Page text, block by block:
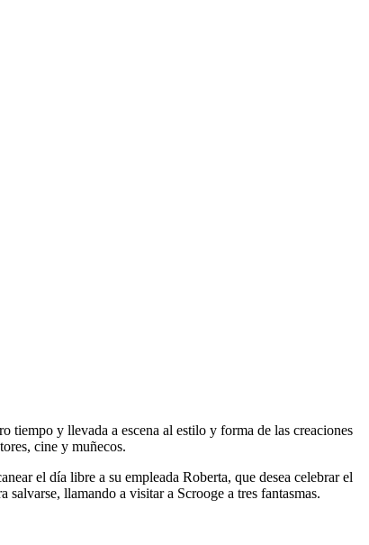
tiempo y llevada a escena al estilo y forma de las creaciones
cine y muñecos.
el día libre a su empleada Roberta, que desea celebrar el
llamando a visitar a Scrooge a tres fantasmas.